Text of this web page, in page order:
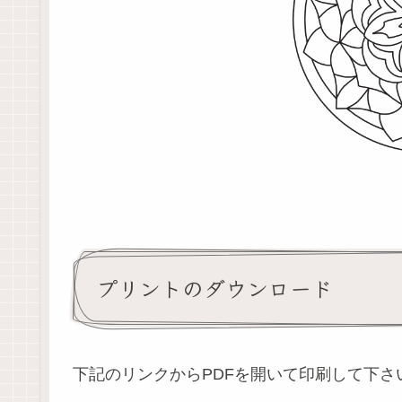
プリントのダウンロード
下記のリンクからPDFを開いて印刷して下さ